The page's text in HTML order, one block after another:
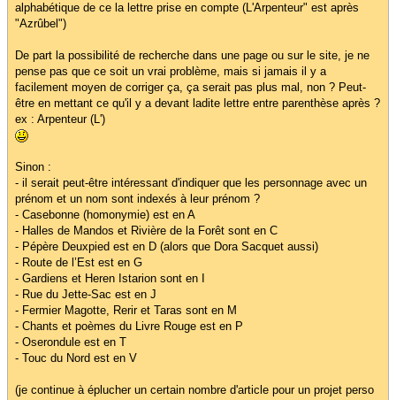
alphabétique de ce la lettre prise en compte (L'Arpenteur" est après
"Azrûbel")
De part la possibilité de recherche dans une page ou sur le site, je ne
pense pas que ce soit un vrai problème, mais si jamais il y a
facilement moyen de corriger ça, ça serait pas plus mal, non ? Peut-
être en mettant ce qu'il y a devant ladite lettre entre parenthèse après ?
ex : Arpenteur (L')
Sinon :
- il serait peut-être intéressant d'indiquer que les personnage avec un
prénom et un nom sont indexés à leur prénom ?
- Casebonne (homonymie) est en A
- Halles de Mandos et Rivière de la Forêt sont en C
- Pépère Deuxpied est en D (alors que Dora Sacquet aussi)
- Route de l’Est est en G
- Gardiens et Heren Istarion sont en I
- Rue du Jette-Sac est en J
- Fermier Magotte, Rerir et Taras sont en M
- Chants et poèmes du Livre Rouge est en P
- Oserondule est en T
- Touc du Nord est en V
(je continue à éplucher un certain nombre d'article pour un projet perso